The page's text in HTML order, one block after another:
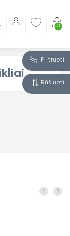
0
Filtruoti
Rūšiuoti